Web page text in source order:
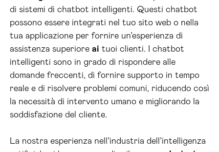
di sistemi di chatbot intelligenti. Questi chatbot
possono essere integrati nel tuo sito web o nella
tua applicazione per fornire un’esperienza di
assistenza superiore ai tuoi clienti. I chatbot
intelligenti sono in grado di rispondere alle
domande freccenti, di fornire supporto in tempo
reale e di risolvere problemi comuni, riducendo così
la necessità di intervento umano e migliorando la
soddisfazione del cliente.
La nostra esperienza nell’industria dell’intelligenza